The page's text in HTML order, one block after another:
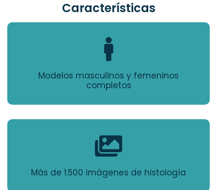
Características
Modelos masculinos y femeninos
completos
Más de 1.500 imágenes de histología